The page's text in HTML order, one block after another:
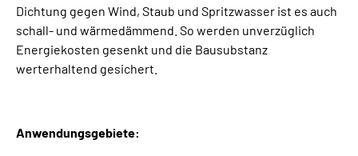
Dichtung gegen Wind, Staub und Spritzwasser ist es auch
schall- und wärmedämmend. So werden unverzüglich
Energiekosten gesenkt und die Bausubstanz
werterhaltend gesichert.
Anwendungsgebiete: